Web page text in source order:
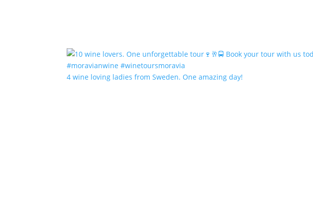
4 wine loving ladies from Sweden. One amazing day!